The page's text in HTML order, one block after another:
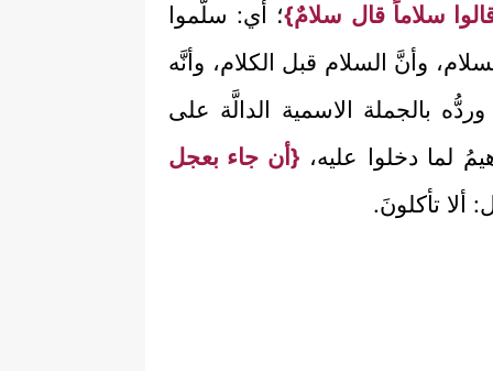
سلاماً قال سلامٌ}؛ أي: سلَّموا
وأنَّ السلام قبل الكلام، وأنَّه
بالجملة الاسمية الدالَّة على
لما دخلوا عليه، {أن جاء بعجل
ألا تأكلونَ.